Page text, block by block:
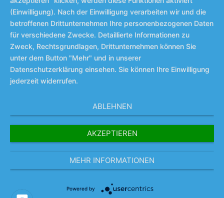
(Einwilligung). Nach der Einwilligung verarbeiten wir und die
betroffenen Drittunternehmen Ihre personenbezogenen Daten
für verschiedene Zwecke. Detaillierte Informationen zu
Zweck, Rechtsgrundlagen, Drittunternehmen können Sie
unter dem Button "Mehr" und in unserer
Datenschutzerklärung einsehen. Sie können Ihre Einwilligung
jederzeit widerrufen.
ABLEHNEN
AKZEPTIEREN
MEHR INFORMATIONEN
Powered by